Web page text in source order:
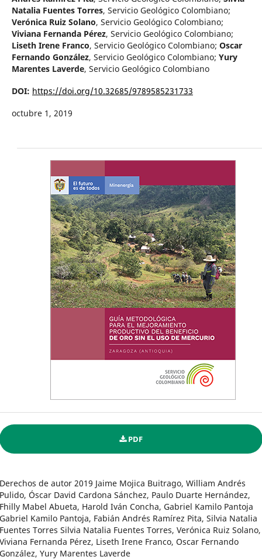
Natalia Fuentes Torres, Servicio Geológico Colombiano;
Verónica Ruiz Solano, Servicio Geológico Colombiano;
Viviana Fernanda Pérez, Servicio Geológico Colombiano;
Liseth Irene Franco, Servicio Geológico Colombiano; Oscar
Fernando González, Servicio Geológico Colombiano; Yury
Marentes Laverde, Servicio Geológico Colombiano
DOI: https://doi.org/10.32685/9789585231733
octubre 1, 2019
PDF
Derechos de autor 2019 Jaime Mojica Buitrago, William Andrés
Pulido, Óscar David Cardona Sánchez, Paulo Duarte Hernández,
Fhilly Mabel Abueta, Harold Iván Concha, Gabriel Kamilo Pantoja
Gabriel Kamilo Pantoja, Fabián Andrés Ramírez Pita, Silvia Natalia
Fuentes Torres Silvia Natalia Fuentes Torres, Verónica Ruiz Solano,
Viviana Fernanda Pérez, Liseth Irene Franco, Oscar Fernando
González, Yury Marentes Laverde